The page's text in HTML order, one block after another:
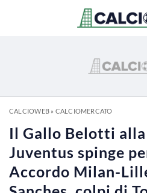
CALCIOWEB» CALCIOMERCATO
Il Gallo Belotti alla
Juventus spinge
Accordo Milan-